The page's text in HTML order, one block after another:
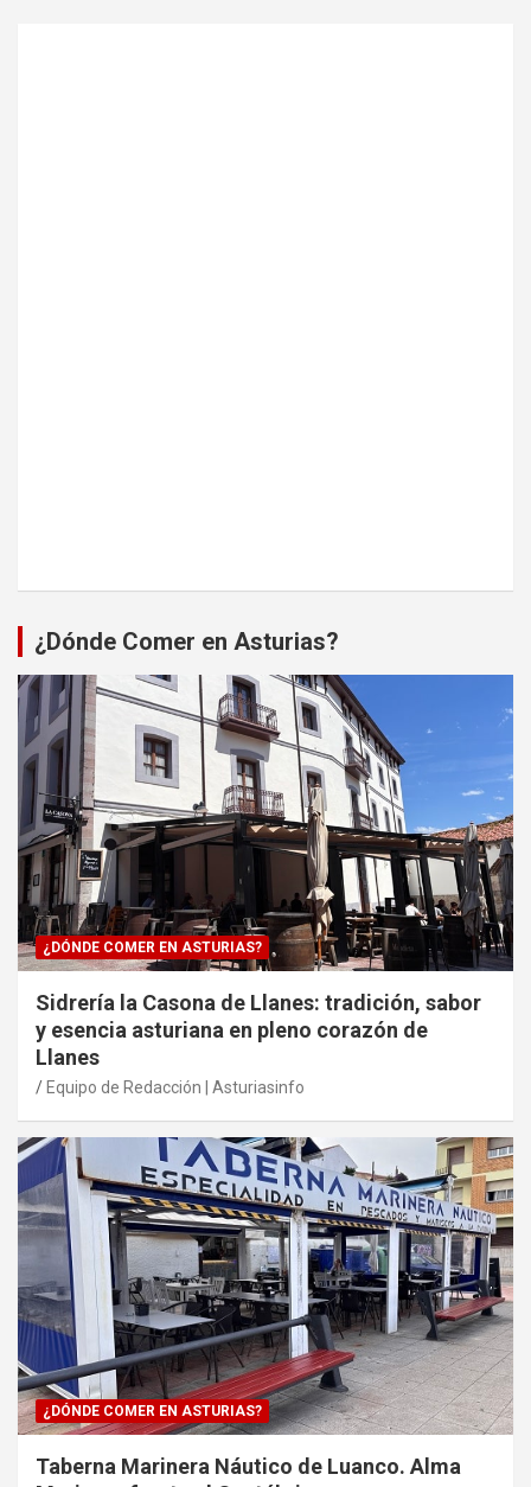
¿Dónde Comer en Asturias?
¿DÓNDE COMER EN ASTURIAS?
Sidrería la Casona de Llanes: tradición, sabor
y esencia asturiana en pleno corazón de
Llanes
Equipo de Redacción | Asturiasinfo
¿DÓNDE COMER EN ASTURIAS?
Taberna Marinera Náutico de Luanco. Alma